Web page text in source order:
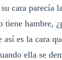
cara parecía
tiene hambre,
así es la cara
ella se